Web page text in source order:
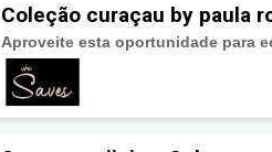
Coleção curaçau by paula
Aproveite esta oportunidade para